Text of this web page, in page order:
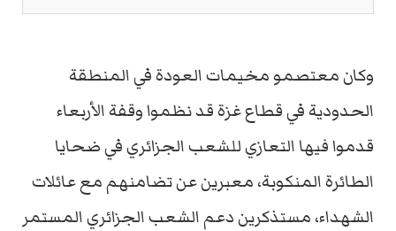
وكان معتصمو مخيمات العودة في المنطقة
الحدودية في قطاع غزة قد نظموا وقفة الأربعاء
قدموا فيها التعازي للشعب الجزائري في ضحايا
الطائرة المنكوبة، معبرين عن تضامنهم مع عائلات
الشهداء، مستذكرين دعم الشعب الجزائري المستمر